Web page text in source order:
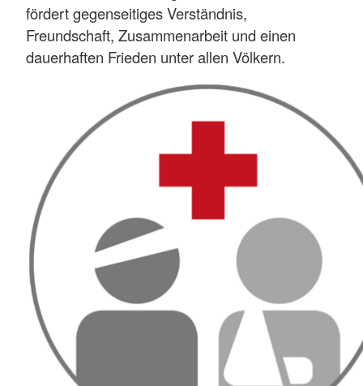
fördert gegenseitiges Verständnis,
Freundschaft, Zusammenarbeit und einen
dauerhaften Frieden unter allen Völkern.